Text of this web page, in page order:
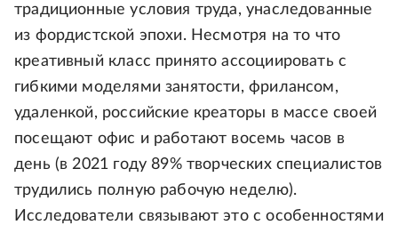
традиционные условия труда, унаследованные
из фордистской эпохи. Несмотря на то что
креативный класс принято ассоциировать с
гибкими моделями занятости, фрилансом,
удаленкой, российские креаторы в массе своей
посещают офис и работают восемь часов в
день (в 2021 году 89% творческих специалистов
трудились полную рабочую неделю).
Исследователи связывают это с особенностями